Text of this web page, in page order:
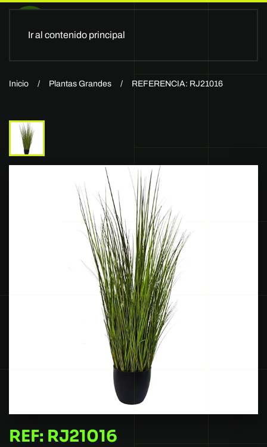
Ir al contenido principal
Inicio Plantas Grandes REFERENCIA: RJ21016
REF: RJ21016